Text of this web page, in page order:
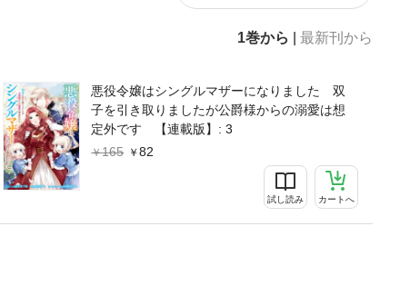
1巻から 最新刊から
悪役令嬢はシングルマザーになりました 双
子を引き取りましたが公爵様からの溺愛は想
定外です 【連載版】: 3
165
82
試し読み カートへ